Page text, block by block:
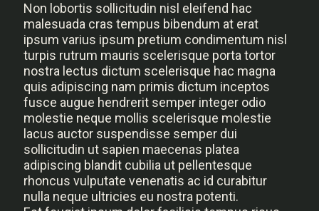
Non lobortis sollicitudin nisl eleifend hac
malesuada cras tempus bibendum at erat
ipsum varius ipsum pretium condimentum nisl
turpis rutrum mauris scelerisque porta tortor
nostra lectus dictum scelerisque hac magna
quis adipiscing nam primis dictum inceptos
fusce augue hendrerit semper integer odio
molestie neque mollis scelerisque molestie
lacus auctor suspendisse semper dui
sollicitudin ut sapien maecenas platea
adipiscing blandit cubilia ut pellentesque
rhoncus vulputate venenatis ac id curabitur
nulla neque ultricies eu nostra potenti.